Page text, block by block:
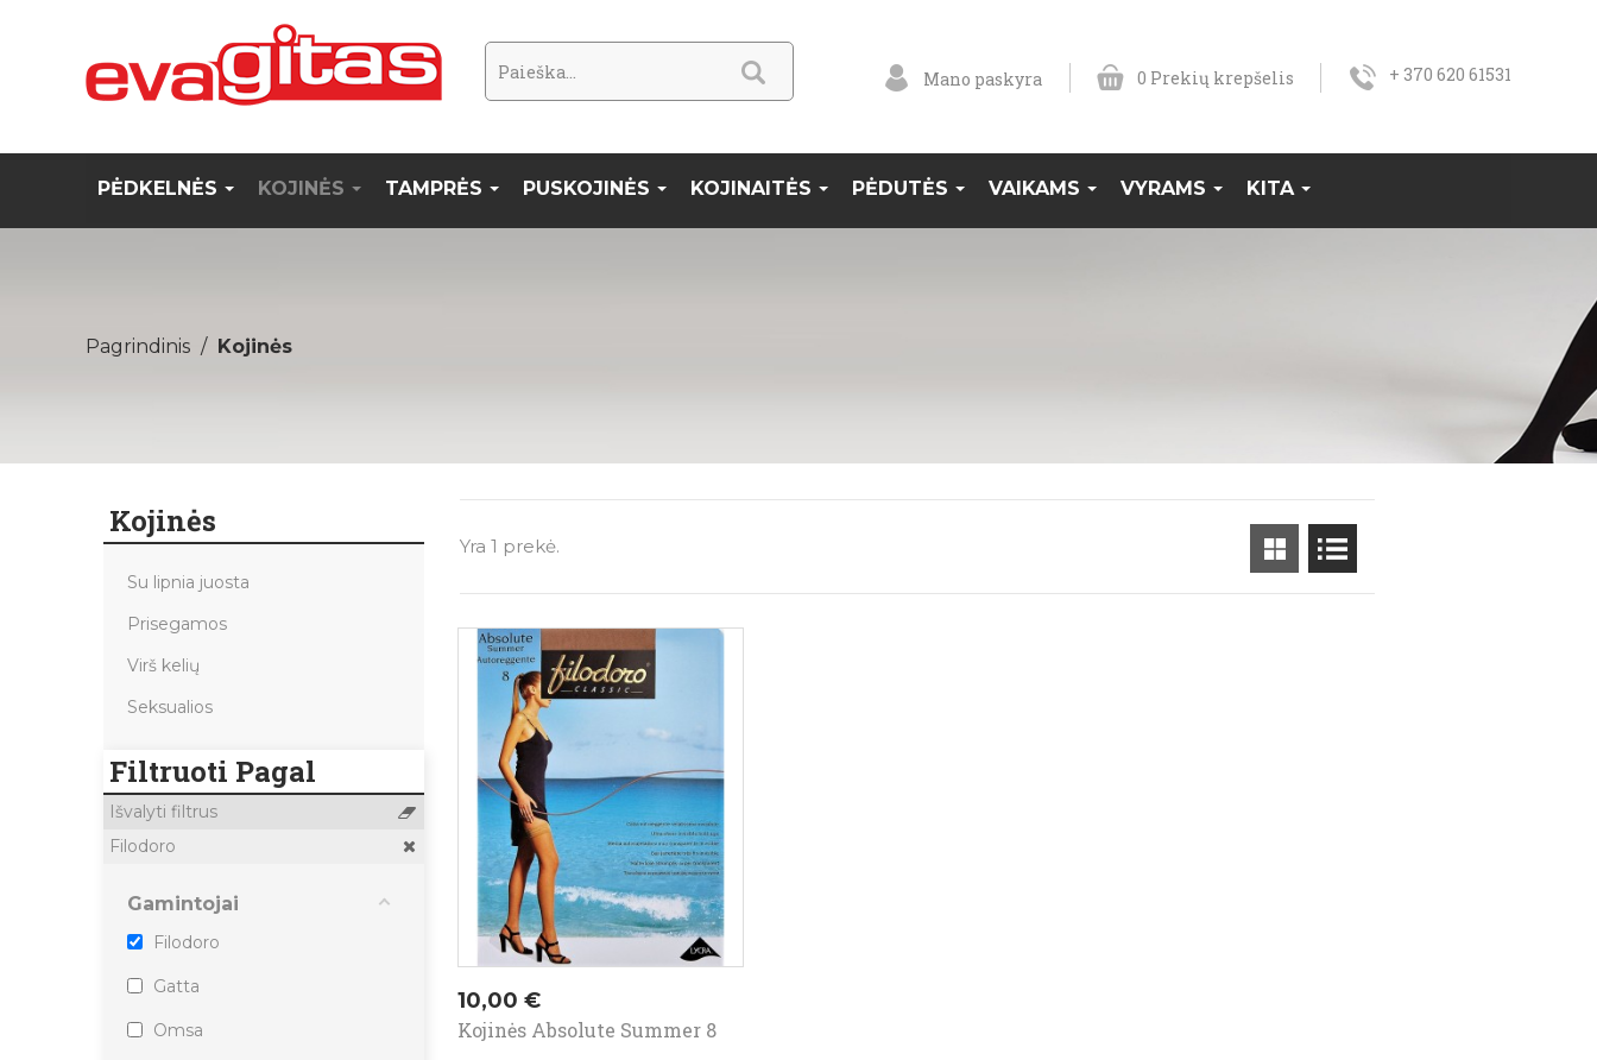
Mano paskyra 0 Prekių krepšelis + 370 620 61531
PĖDKELNĖS KOJINĖS TAMPRĖS PUSKOJINĖS KOJINAITĖS PĖDUTĖS VAIKAMS VYRAMS KITA
Pagrindinis Kojinės
Kojinės
Su lipnia juosta
Prisegamos
Virš kelių
Seksualios
Filtruoti Pagal
Išvalyti filtrus
Filodoro
Gamintojai
Filodoro
Gatta
Omsa
Yra 1 prekė.
Kaina
10,00 €
Kojinės Absolute Summer 8